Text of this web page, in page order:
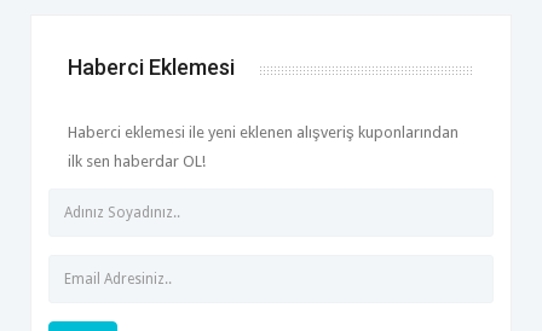
Haberci Eklemesi
Haberci eklemesi ile yeni eklenen alışveriş kuponlarından
ilk sen haberdar OL!